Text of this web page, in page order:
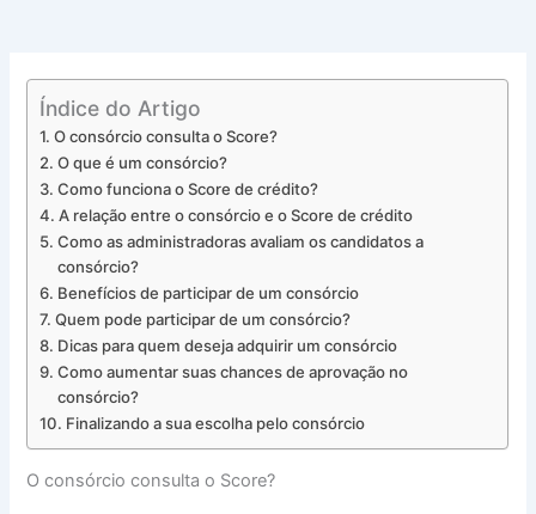
Índice do Artigo
O consórcio consulta o Score?
O que é um consórcio?
Como funciona o Score de crédito?
A relação entre o consórcio e o Score de crédito
Como as administradoras avaliam os candidatos a
consórcio?
Benefícios de participar de um consórcio
Quem pode participar de um consórcio?
Dicas para quem deseja adquirir um consórcio
Como aumentar suas chances de aprovação no
consórcio?
Finalizando a sua escolha pelo consórcio
O consórcio consulta o Score?